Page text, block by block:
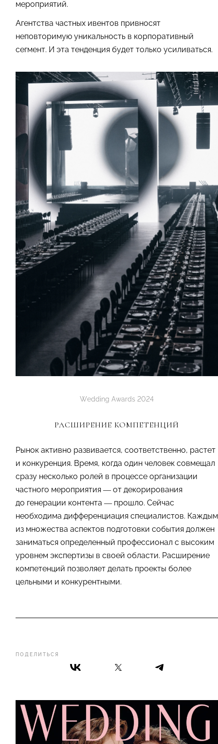
ПОДЕЛИТЬСЯ
мероприятий.
Агентства частных ивентов привносят
неповторимую уникальность в корпоративный
сегмент. И эта тенденция будет только усиливаться.
Wedding Awards 2024
РАСШИРЕНИЕ КОМПЕТЕНЦИЙ
Рынок активно развивается, соответственно, растет
и конкуренция. Время, когда один человек совмещал
сразу несколько ролей в процессе организации
частного мероприятия — от декорирования
до генерации контента — прошло. Сейчас
необходима дифференциация специалистов. Каждым
из множества аспектов подготовки события должен
заниматься определенный профессионал с высоким
уровнем экспертизы в своей области. Расширение
компетенций позволяет делать проекты более
цельными и конкурентными.